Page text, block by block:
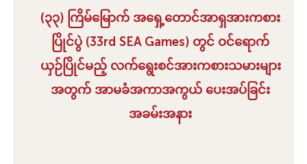
(၃၃) ကြိမ်မြောက် အရှေ့တောင်အာရှအားကစား
ပြိုင်ပွဲ (33rd SEA Games) တွင် ဝင်ရောက်
ယှဉ်ပြိုင်မည့် လက်ရွေးစင်အားကစားသမားများ
အတွက် အာမခံအကာအကွယ် ပေးအပ်ခြင်း
အခမ်းအနား